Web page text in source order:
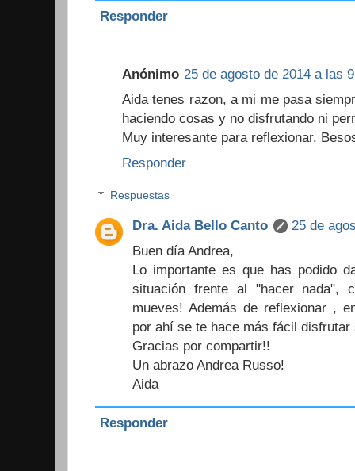
Responder
Anónimo 25 de agosto de 2014 a las
Aida tenes razon, a mi me pasa
haciendo cosas y no disfrutando ni
Muy interesante para reflexionar.
Responder
Respuestas
Dra. Aida Bello Canto
25 de
Buen día Andrea,
Lo importante es que has podido
situación frente al "hacer
mueves! Además de reflexionar ,
por ahí se te hace más fácil disfrutar
Gracias por compartir!!
Un abrazo Andrea Russo!
Aida
Responder